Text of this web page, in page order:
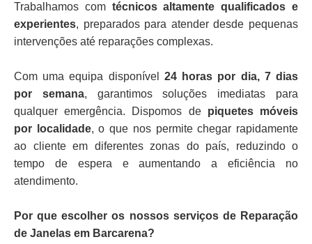
Trabalhamos com técnicos altamente qualificados e
experientes, preparados para atender desde pequenas
intervenções até reparações complexas.
Com uma equipa disponível 24 horas por dia, 7 dias
por semana, garantimos soluções imediatas para
qualquer emergência. Dispomos de piquetes móveis
por localidade, o que nos permite chegar rapidamente
ao cliente em diferentes zonas do país, reduzindo o
tempo de espera e aumentando a eficiência no
atendimento.
Por que escolher os nossos serviços de Reparação
de Janelas em Barcarena?